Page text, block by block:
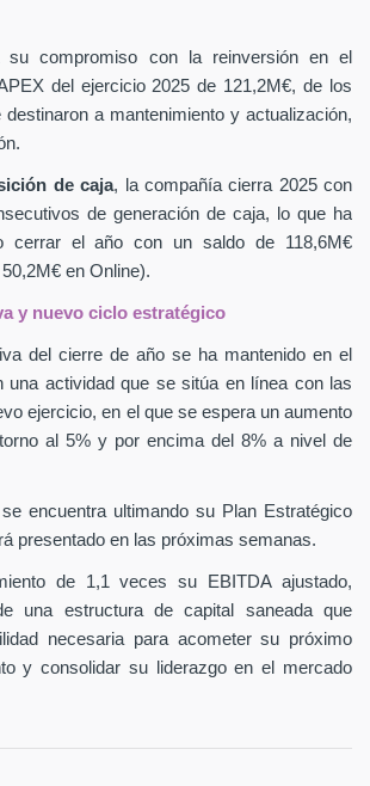
su compromiso con la reinversión en el
del ejercicio 2025 de 121,2M€, de los
destinaron a mantenimiento y actualización,
de caja, la compañía cierra 2025 con
de generación de caja, lo que ha
cerrar el año con un saldo de 118,6M€
en Online).
y nuevo ciclo estratégico
del cierre de año se ha mantenido en el
una actividad que se sitúa en línea con las
ejercicio, en el que se espera un aumento
al 5% y por encima del 8% a nivel de
encuentra ultimando su Plan Estratégico
presentado en las próximas semanas.
de 1,1 veces su EBITDA ajustado,
una estructura de capital saneada que
necesaria para acometer su próximo
y consolidar su liderazgo en el mercado